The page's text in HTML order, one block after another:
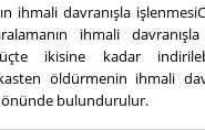
ihmali davranışla
ihmali
ikisine kadar
öldürmenin ihmali
bulundurulur.